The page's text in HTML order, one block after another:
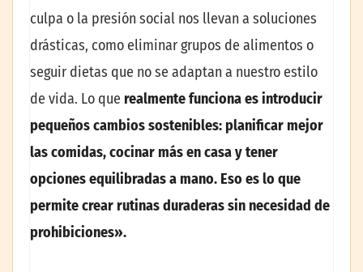
culpa o la presión social nos llevan a soluciones
drásticas, como eliminar grupos de alimentos o
seguir dietas que no se adaptan a nuestro estilo
de vida. Lo que realmente funciona es introducir
pequeños cambios sostenibles: planificar mejor
las comidas, cocinar más en casa y tener
opciones equilibradas a mano. Eso es lo que
permite crear rutinas duraderas sin necesidad de
prohibiciones».